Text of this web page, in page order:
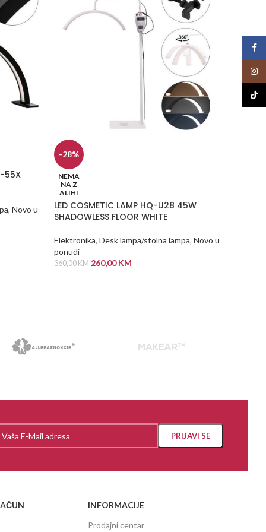
55X
, Novo u
-28%
NEMA
NA Z
ALIHI
LED COSMETIC LAMP HQ-U28 45W
SHADOWLESS FLOOR WHITE
Elektronika, Desk lampa/stolna lampa, Novo u
ponudi
360,00KM 260,00KM
INFORMACIJE
Prodajni centar